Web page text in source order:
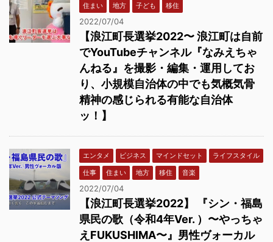
住まい
地方 子ども 移住
2022/07/04
【浪江町長選挙2022〜 浪江町は自前
でYouTubeチャンネル『なみえちゃ
んねる』を撮影・編集・運用してお
り、小規模自治体の中でも気概気骨
精神の感じられる有能な自治体
ッ！】
エンタメ ビジネス マインドセット
ライフスタイル
仕事
住まい 地方 移住 音楽
2022/07/04
【浪江町長選挙2022】 『シン・福島
県民の歌（令和4年Ver. ）〜やっちゃ
えFUKUSHIMA〜』男性ヴォーカル